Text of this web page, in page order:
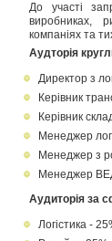
До участі
виробниках,
компаніях та
Аудторія
Директор з
Керівник
Керівник
Менеджер
Менеджер з
Менеджер
Аудиторія за
Логістика -